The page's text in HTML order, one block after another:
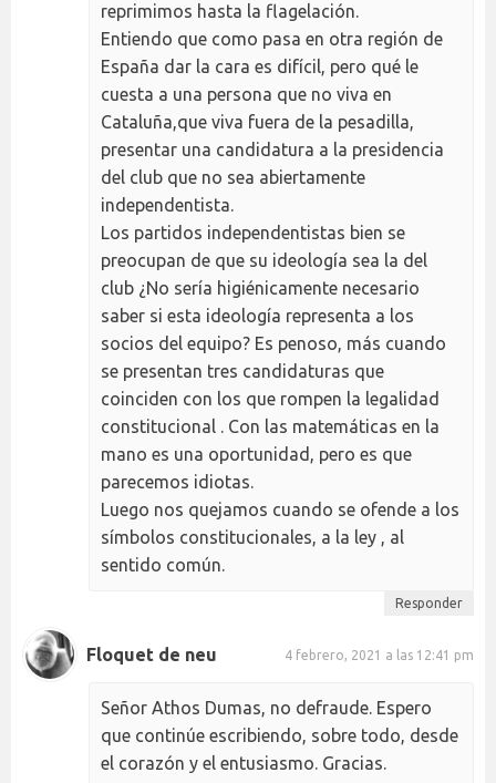
reprimimos hasta la flagelación.
Entiendo que como pasa en otra región de
España dar la cara es difícil, pero qué le
cuesta a una persona que no viva en
Cataluña,que viva fuera de la pesadilla,
presentar una candidatura a la presidencia
del club que no sea abiertamente
independentista.
Los partidos independentistas bien se
preocupan de que su ideología sea la del
club ¿No sería higiénicamente necesario
saber si esta ideología representa a los
socios del equipo? Es penoso, más cuando
se presentan tres candidaturas que
coinciden con los que rompen la legalidad
constitucional . Con las matemáticas en la
mano es una oportunidad, pero es que
parecemos idiotas.
Luego nos quejamos cuando se ofende a los
símbolos constitucionales, a la ley , al
sentido común.
Responder
Floquet de neu 4 febrero, 2021 a las 12:41 pm
Señor Athos Dumas, no defraude. Espero
que continúe escribiendo, sobre todo, desde
el corazón y el entusiasmo. Gracias.